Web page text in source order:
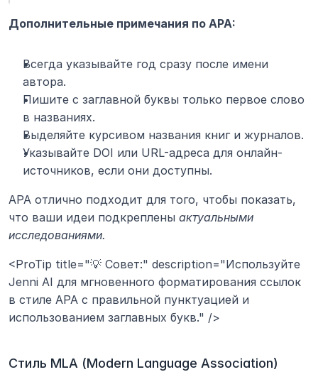
Дополнительные примечания по APA:
Всегда указывайте год сразу после имени
автора.
Пишите с заглавной буквы только первое слово
в названиях.
Выделяйте курсивом названия книг и журналов.
Указывайте DOI или URL-адреса для онлайн-
источников, если они доступны.
APA отлично подходит для того, чтобы показать,
что ваши идеи подкреплены актуальными
исследованиями.
<ProTip title="💡 Совет:" description="Используйте
Jenni AI для мгновенного форматирования ссылок
в стиле APA с правильной пунктуацией и
использованием заглавных букв." />
Стиль MLA (Modern Language Association)